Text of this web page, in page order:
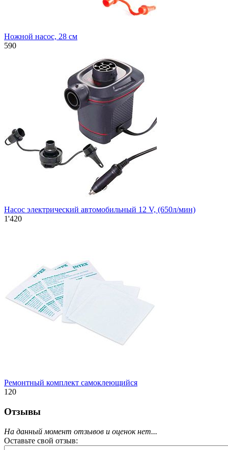
Ножной насос, 28 см
590
Насос электрический автомобильный 12 V, (650л/мин)
1'420
Ремонтный комплект самоклеющийся
120
Отзывы
На данный момент отзывов и оценок нет...
Оставьте свой отзыв: